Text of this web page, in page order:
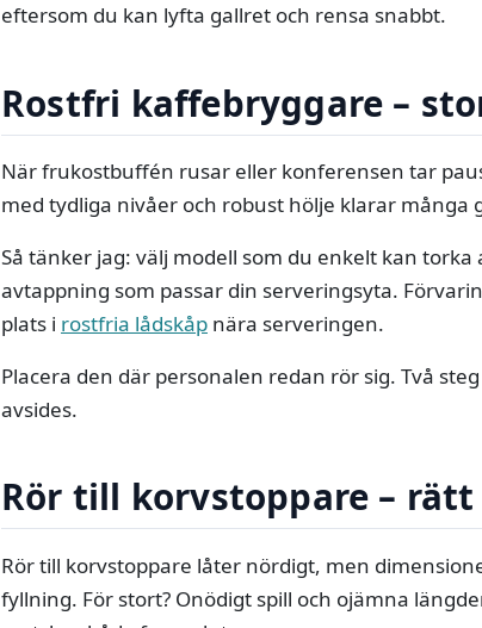
eftersom du kan lyfta gallret och rensa snabbt.
Rostfri kaffebryggare –
När frukostbuffén rusar eller konferensen tar
med tydliga nivåer och robust hölje klarar många
Så tänker jag: välj modell som du enkelt kan
avtappning som passar din serveringsyta.
plats i rostfria lådskåp nära serveringen.
Placera den där personalen redan rör sig. Två
avsides.
Rör till korvstoppare –
Rör till korvstoppare låter nördigt, men
fyllning. För stort? Onödigt spill och ojämna